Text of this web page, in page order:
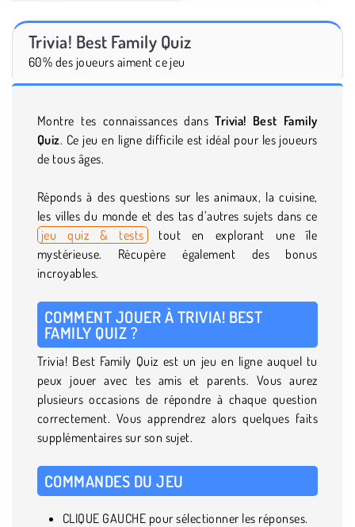
Trivia! Best Family Quiz
60% des joueurs aiment ce jeu
Montre tes connaissances dansTrivia! Best Family
Quiz. Ce jeu en ligne difficile est idéal pour les joueurs
de tous âges.
Réponds à des questions sur les animaux, la cuisine,
les villes du monde et des tas d’autres sujets dans ce
jeu quiz & tests tout en explorant une île
mystérieuse. Récupère également des bonus
incroyables.
COMMENT JOUER À TRIVIA! BEST
FAMILY QUIZ ?
Trivia! Best Family Quiz est un jeu en ligne auquel tu
peux jouer avec tes amis et parents. Vous aurez
plusieurs occasions de répondre à chaque question
correctement. Vous apprendrez alors quelques faits
supplémentaires sur son sujet.
COMMANDES DU JEU
CLIQUE GAUCHE pour sélectionner les réponses.